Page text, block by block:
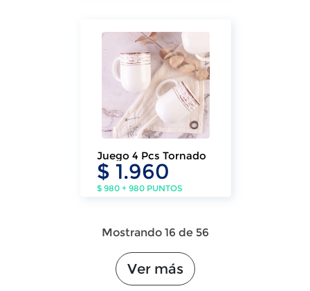
Juego 4 Pcs Tornado
$ 1.960
$ 980 + 980 PUNTOS
Mostrando 16 de 56